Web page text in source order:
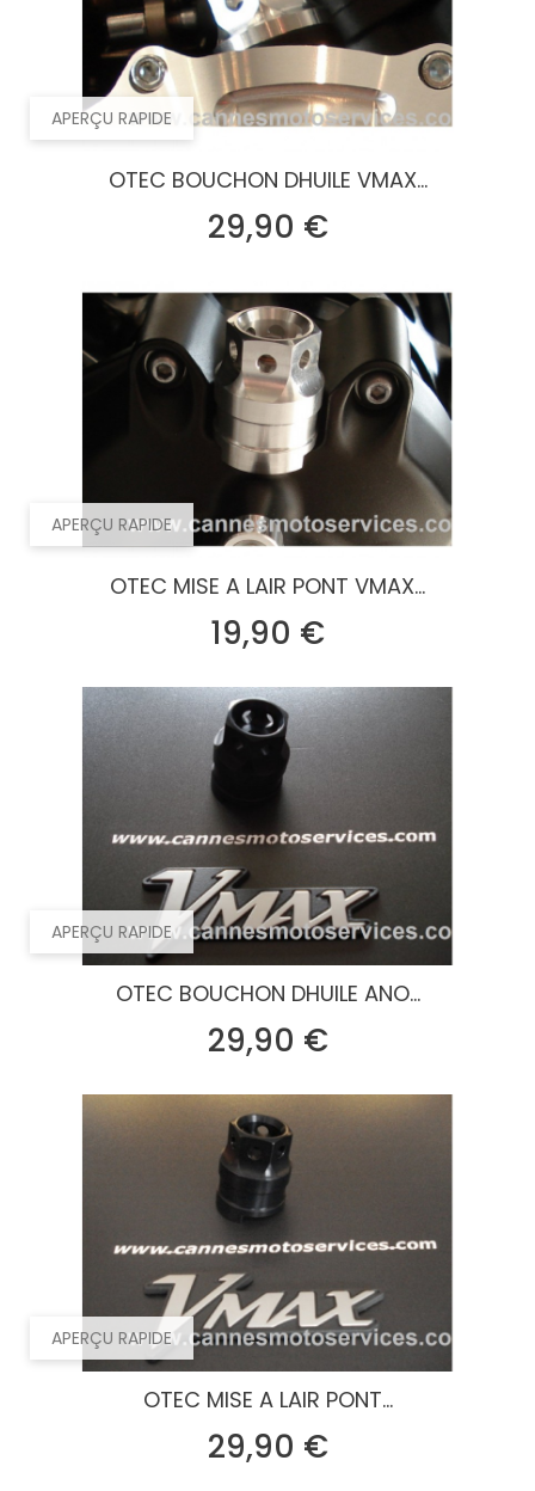
APERÇU RAPIDE
OTEC BOUCHON DHUILE VMAX...
29,90 €Prix
APERÇU RAPIDE
OTEC MISE A LAIR PONT VMAX...
19,90 €
APERÇU RAPIDE
OTEC BOUCHON DHUILE ANO...
29,90 €Prix
APERÇU RAPIDE
OTEC MISE A LAIR PONT...
29,90 €Prix